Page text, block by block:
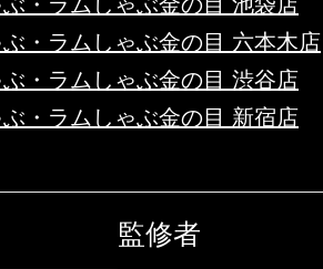
・ラムしゃぶ金の目 六本木店
・ラムしゃぶ金の目 渋谷店
・ラムしゃぶ金の目 新宿店
監修者